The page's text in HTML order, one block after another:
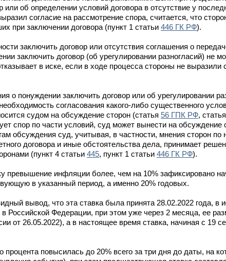
или об определении условий договора в отсутствие у
согласие на рассмотрение спора, считается, что
при заключении договора (пункт 1 статьи 446 ГК РФ).
заключить договор или отсутствия соглашения о
заключить договор (об урегулировании разногласий) не
в иске, если в ходе процесса стороны не выразили
о понуждении заключить договор или об урегулировании
согласования какого-либо существенного
судом на обсуждение сторон (статья 56 ГПК РФ, статья
спор по части условий, суд может вынести на обсуждение
обсуждения суд, учитывая, в частности, мнения сторон
договора и иные обстоятельства дела, принимает
(пункт 4 статьи 445, пункт 1 статьи 446 ГК РФ).
превышение инфляции более, чем на 10% зафиксировано
в указанный период, а именно 20% годовых.
вывод, что эта ставка была принята 28.02.2022 года, в
Российской Федерации, при этом уже через 2 месяца, ее
от 26.05.2022), а в настоящее время ставка, начиная с 19
процента повысилась до 20% всего за три дня до даты, на